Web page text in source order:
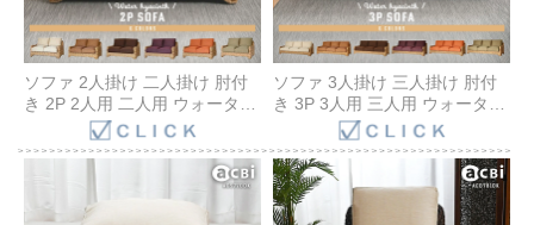
ソファ 2人掛け 二人掛け 肘付
き 2P 2人用 二人用 ウォーター
ヒヤシンス クッション アジア
ン バリ ナチュラル 家具 リゾー
ト 6色 生地 選べる ホテル ナチ
ソファ 3人掛け 三人掛け 肘付
き 3P 3人用 三人用 ウォーター
ヒヤシンス クッション アジア
ン バリ ナチュラル 家具 リゾー
ト 6色 生地 選べる ホテル ナチ
ュラル acbi ACD773NK